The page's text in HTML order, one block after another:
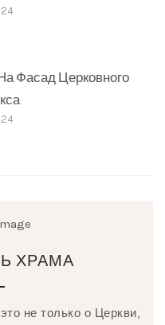
Фасад Церковного
ХРАМА
не только о Церкви,